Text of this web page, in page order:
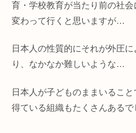
育・学校教育が当たり前の社会
変わって行くと思いますが…
日本人の性質的にそれが外圧
り、なかなか難しいような…
日本人が子どものままいるこ
得ている組織もたくさんあるで